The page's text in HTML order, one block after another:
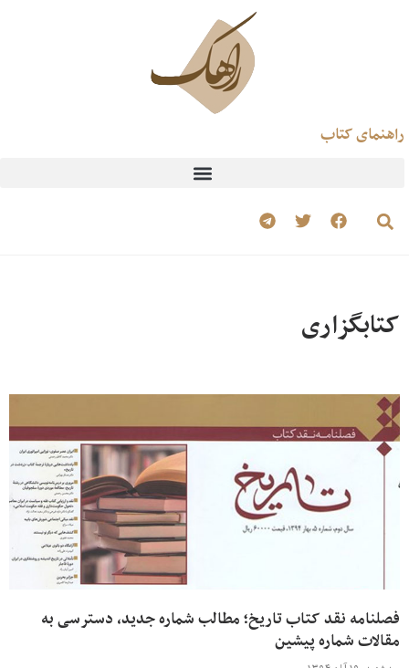
راهنمای کتاب
کتابگزاری
فصلنامه نقد کتاب تاریخ؛ مطالب شماره جدید، دسترسی به
مقالات شماره پیشین